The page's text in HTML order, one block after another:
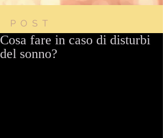
POST
Cosa fare in caso di disturbi
del sonno?